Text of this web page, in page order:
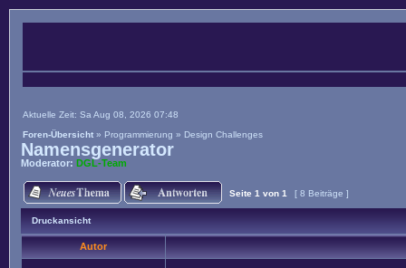
Aktuelle Zeit: Sa Aug 08, 2026 07:48
Foren-Übersicht » Programmierung » Design Challenges
Namensgenerator
Moderator: DGL-Team
Seite 1 von 1 [ 8 Beiträge ]
Druckansicht
Autor